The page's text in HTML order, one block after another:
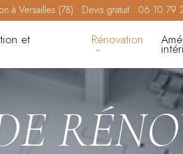
à Versailles (78) • Devis gratuit • 06 10 79
et Rénovation